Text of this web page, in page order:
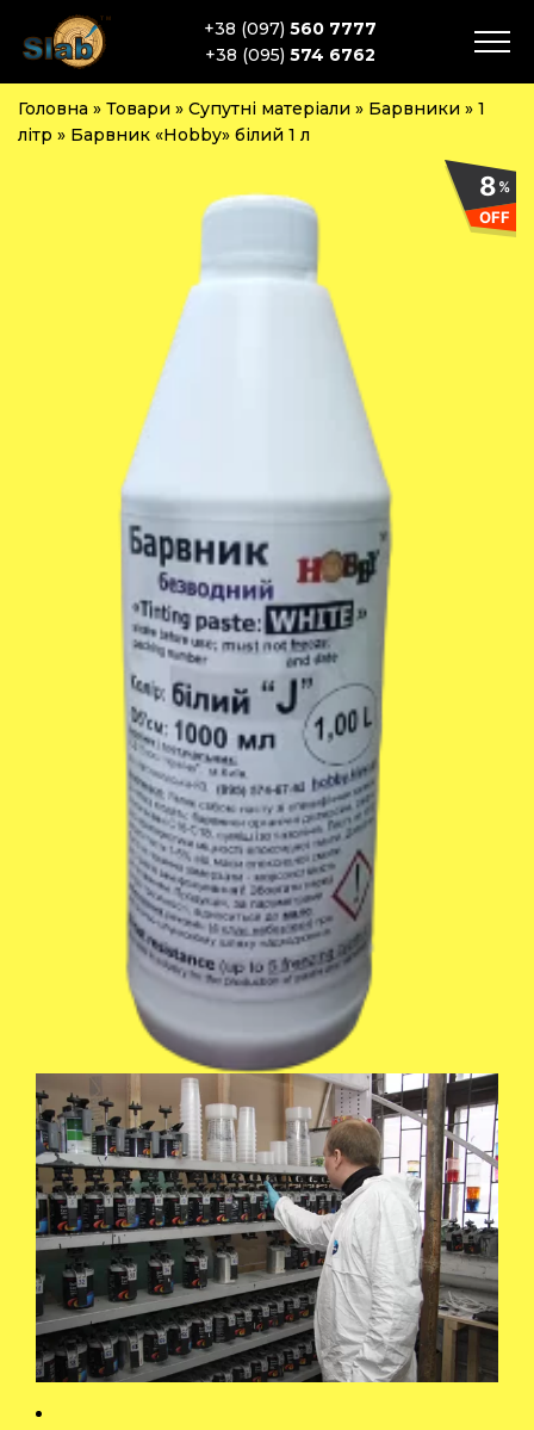
+38 (097) 560 7777
+38 (095) 574 6762
Головна » Товари » Супутні матеріали » Барвники » 1
літр » Барвник «Hobby» білий 1 л
8%
OFF